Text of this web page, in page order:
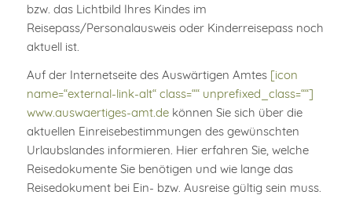
bzw. das Lichtbild Ihres Kindes im
Reisepass/Personalausweis oder Kinderreisepass noch
aktuell ist.
Auf der Internetseite des Auswärtigen Amtes [icon
name=“external-link-alt“ class=““ unprefixed_class=““]
www.auswaertiges-amt.dekönnen Sie sich über die
aktuellen Einreisebestimmungen des gewünschten
Urlaubslandes informieren. Hier erfahren Sie, welche
Reisedokumente Sie benötigen und wie lange das
Reisedokument bei Ein- bzw. Ausreise gültig sein muss.